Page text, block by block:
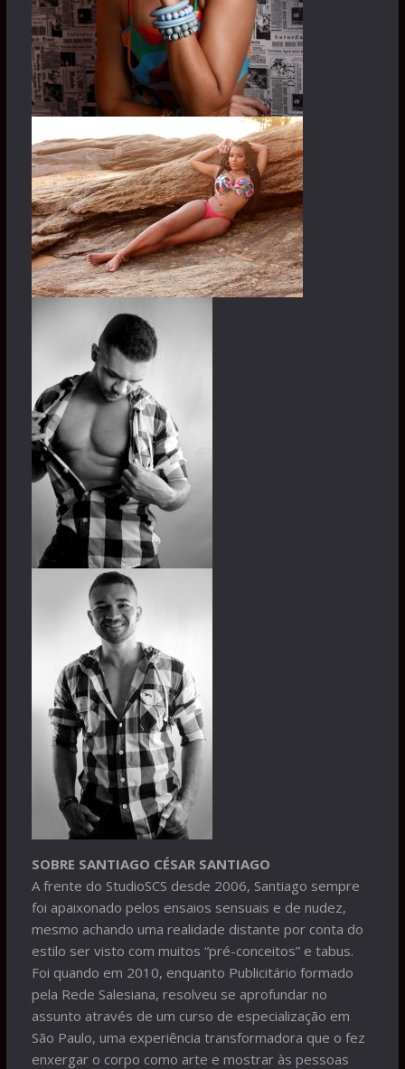
SOBRE SANTIAGO CÉSAR SANTIAGO
A frente do StudioSCS desde 2006, Santiago sempre
foi apaixonado pelos ensaios sensuais e de nudez,
mesmo achando uma realidade distante por conta do
estilo ser visto com muitos “pré-conceitos” e tabus.
Foi quando em 2010, enquanto Publicitário formado
pela Rede Salesiana, resolveu se aprofundar no
assunto através de um curso de especialização em
São Paulo, uma experiência transformadora que o fez
enxergar o corpo como arte e mostrar às pessoas